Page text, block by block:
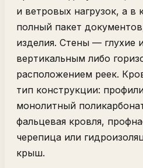
и ветровых нагрузок, а в
полный пакет
изделия. Стены — глухие
вертикальным либо
расположением реек.
тип конструкции:
монолитный
фальцевая кровля,
черепица или
крыш.